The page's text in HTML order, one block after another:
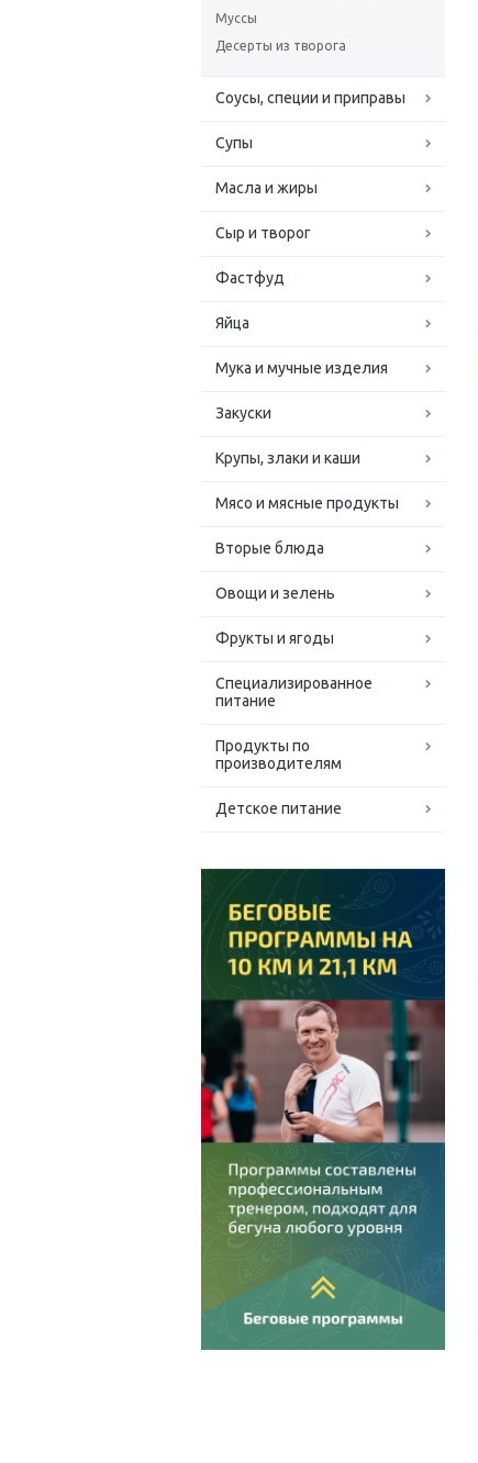
Муссы
Десерты из творога
Соусы, специи и приправы
Супы
Масла и жиры
Сыр и творог
Фастфуд
Яйца
Мука и мучные изделия
Закуски
Крупы, злаки и каши
Мясо и мясные продукты
Вторые блюда
Овощи и зелень
Фрукты и ягоды
Специализированное
питание
Продукты по
производителям
Детское питание